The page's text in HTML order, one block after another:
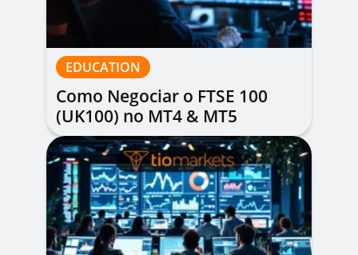
EDUCATION
Como Negociar o FTSE 100
(UK100) no MT4 & MT5